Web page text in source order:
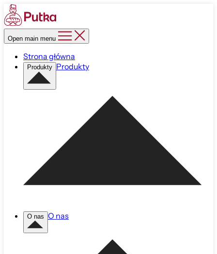
Open main menu
Strona główna
Produkty Produkty
O nas O nas